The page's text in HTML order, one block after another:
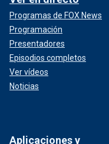
Programas de FOX News
Programación
Presentadores
Episodios completos
Ver vídeos
Noticias
Aplicaciones y